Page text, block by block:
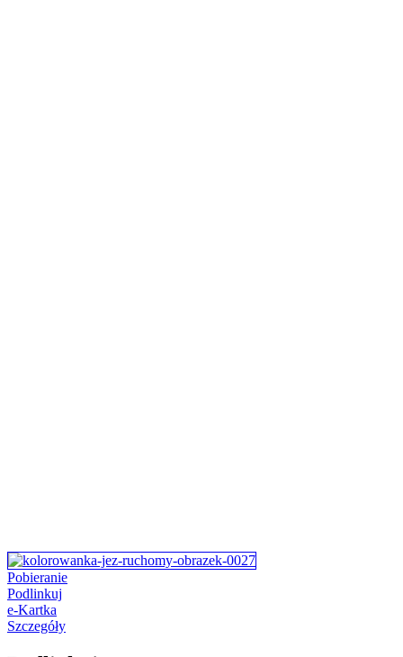
Pobieranie
Podlinkuj
e-Kartka
Szczegóły